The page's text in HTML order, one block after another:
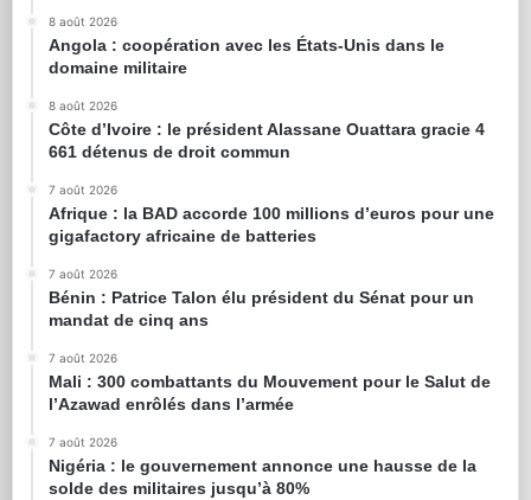
8 août 2026
Angola : coopération avec les États-Unis dans le
domaine militaire
8 août 2026
Côte d’Ivoire : le président Alassane Ouattara gracie 4
661 détenus de droit commun
7 août 2026
Afrique : la BAD accorde 100 millions d’euros pour une
gigafactory africaine de batteries
7 août 2026
Bénin : Patrice Talon élu président du Sénat pour un
mandat de cinq ans
7 août 2026
Mali : 300 combattants du Mouvement pour le Salut de
l’Azawad enrôlés dans l’armée
7 août 2026
Nigéria : le gouvernement annonce une hausse de la
solde des militaires jusqu’à 80%